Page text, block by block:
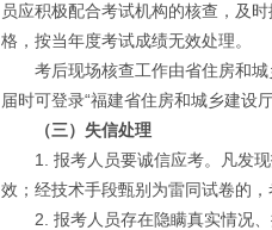
员应积极配合考试机构的核查，及
格，按当年度考试成绩无效处理。
考后现场核查工作由省住房和城
届时可登录“福建省住房和城乡建设
（三）失信处理
1. 报考人员要诚信应考。凡发现
效；经技术手段甄别为雷同试卷的
2. 报考人员存在隐瞒真实情况、